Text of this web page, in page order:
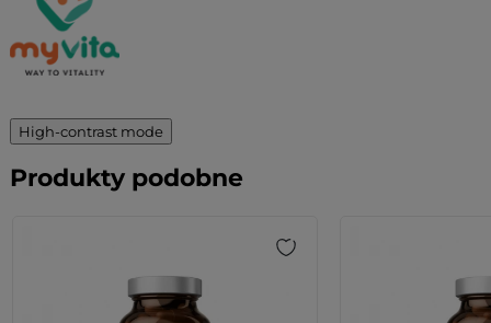
High-contrast mode
Produkty podobne